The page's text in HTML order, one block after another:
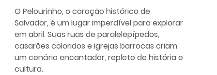
O Pelourinho, o coração histórico de
Salvador, é um lugar imperdível para explorar
em abril. Suas ruas de paralelepípedos,
casarões coloridos e igrejas barrocas criam
um cenário encantador, repleto de história e
cultura.